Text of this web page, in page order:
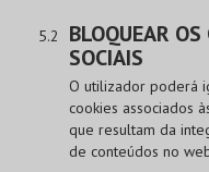
BLOQUEAR OS
SOCIAIS
O utilizador poderá
cookies associados
que resultam da
de conteúdos no